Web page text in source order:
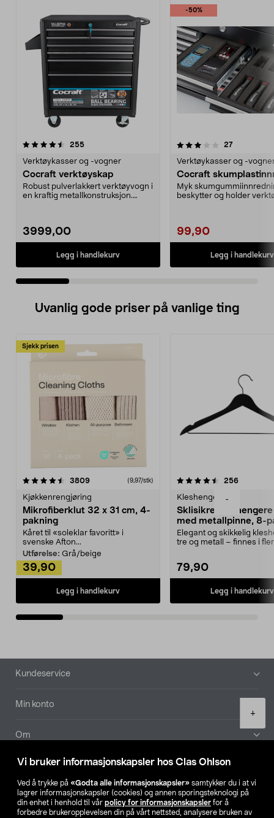
Vi bruker informasjonskapsler hos Clas Ohlson
Ved å trykke på «Godta alle informasjonskapsler» samtykker du i at vi
lagrer informasjonskapsler (cookies) og annen sporingsteknologi på
din enhet i henhold til vår policy for informasjonskapsler for å
forbedre brukeropplevelsen din på vårt nettsted, analysere bruken av
-
+
255anmeldelser
Verktøykasser og -vogner
Cocraft verktøyskap
Robust pulverlakkert verktøyvogn i
en kraftig metallkonstruksjon.
3999,00
Legg i handlekurv
-50%
3.5 av 5 stjerner 27
Verktøykasser og -
Cocraft
Myk
beskytter og holder
99,90
Legg i handlekurv
4.5 av 5 stjerner
Uvanlig gode priser på vanlige ting
Sjekk prisen
3809anmeldelser(9,97/stk)
Kjøkkenrengjøring
Mikrofiberklut 32 x 31 cm, 4-
pakning
Kåret til «soleklar favoritt» i
svenske Afton...
Utførelse: Grå/beige
39,90
Legg i handlekurv
4.5av 5 stjerner 256
Kleshengere
Sklisikre
med metallpinne, 8-
Elegant og skikkelig
tre og metall – finnes i
79,90
Legg i handlekurv
4.5av 5 stjerner
Bunntekst
Kundeservice
Min konto
Om
Aktuelt
Våre selskaper